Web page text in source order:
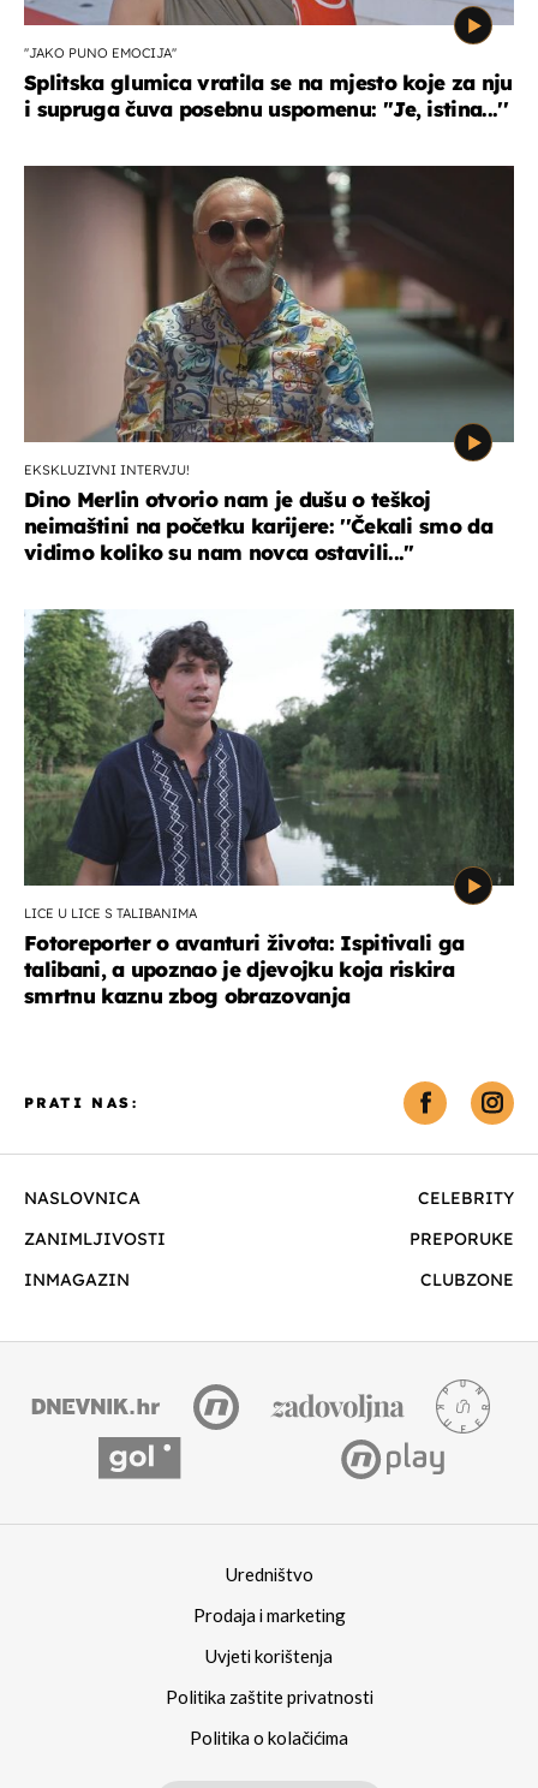
''JAKO PUNO EMOCIJA''
Splitska glumica vratila se na mjesto koje za nju
i supruga čuva posebnu uspomenu: ''Je, istina...''
EKSKLUZIVNI INTERVJU!
Dino Merlin otvorio nam je dušu o teškoj
neimaštini na početku karijere: ''Čekali smo da
vidimo koliko su nam novca ostavili...''
LICE U LICE S TALIBANIMA
Fotoreporter o avanturi života: Ispitivali ga
talibani, a upoznao je djevojku koja riskira
smrtnu kaznu zbog obrazovanja
NASLOVNICA
CELEBRITY
ZANIMLJIVOSTI
PREPORUKE
INMAGAZIN
CLUBZONE
PRATI NAS:
Uredništvo
Prodaja i marketing
Uvjeti korištenja
Politika zaštite privatnosti
Politika o kolačićima